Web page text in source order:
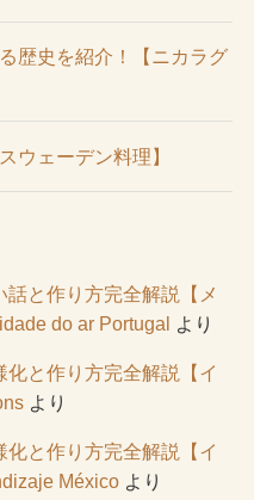
歴史を紹介！【ニカラグ
ウェーデン料理】
と作り方完全解説【メ
do ar Portugal より
と作り方完全解説【イ
より
と作り方完全解説【イ
Méxicoより